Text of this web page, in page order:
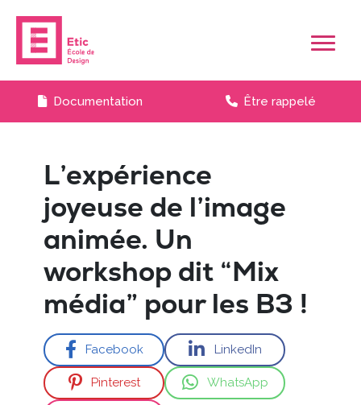
Documentation Être rappelé
L’expérience
joyeuse de l’image
animée. Un
workshop dit “Mix
média” pour les B3 !
Facebook LinkedIn
Pinterest WhatsApp